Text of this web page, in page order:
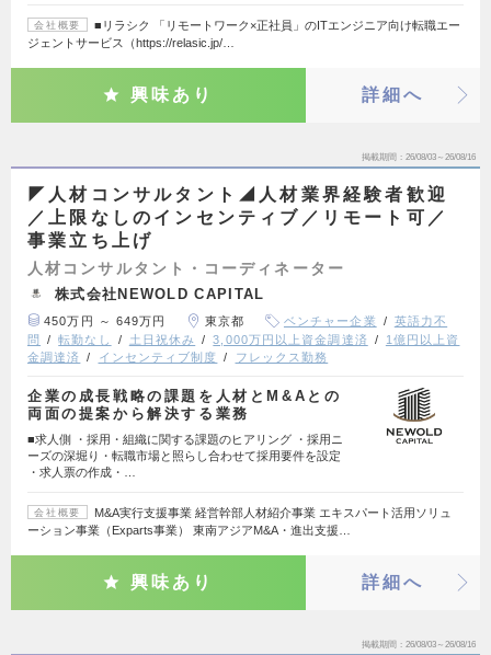
会社概要
■リラシク 「リモートワーク×正社員」のITエンジニア向け転職エー
ジェントサービス（https://relasic.jp/…
興味あり 詳細へ
掲載期間 26/08/03～26/08/16
◤人材コンサルタント◢人材業界経験者歓迎
／上限なしのインセンティブ／リモート可／
事業立ち上げ
人材コンサルタント・コーディネーター
株式会社NEWOLD CAPITAL
450万円 ～ 649万円 東京都 ベンチャー企業
英語力不
問
転勤なし 土日祝休み 3,000万円以上資金調達済
1億円以上資
金調達済
インセンティブ制度 フレックス勤務
企業の成長戦略の課題を人材とM&Aとの
両面の提案から解決する業務
■求人側 ・採用・組織に関する課題のヒアリング ・採用ニ
ーズの深堀り・転職市場と照らし合わせて採用要件を設定
・求人票の作成・…
会社概要
M&A実行支援事業 経営幹部人材紹介事業 エキスパート活用ソリュ
ーション事業（Exparts事業） 東南アジアM&A・進出支援…
興味あり 詳細へ
掲載期間 26/08/03～26/08/16